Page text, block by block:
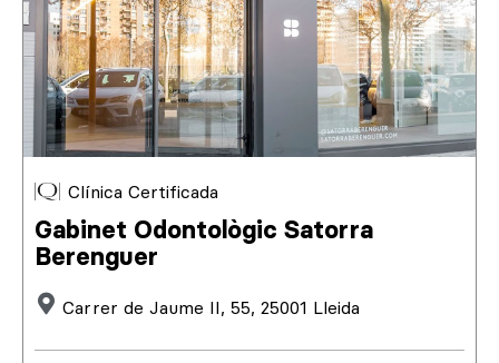
Clínica Certificada
Gabinet Odontològic Satorra
Berenguer
Carrer de Jaume II, 55, 25001 Lleida